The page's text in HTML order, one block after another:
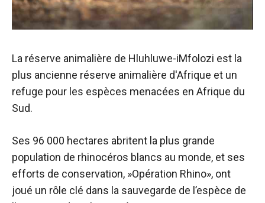
La réserve animalière de Hluhluwe-iMfolozi est la
plus ancienne réserve animalière d'Afrique et un
refuge pour les espèces menacées en Afrique du
Sud.
Ses 96 000 hectares abritent la plus grande
population de rhinocéros blancs au monde, et ses
efforts de conservation, »Opération Rhino», ont
joué un rôle clé dans la sauvegarde de l’espèce de